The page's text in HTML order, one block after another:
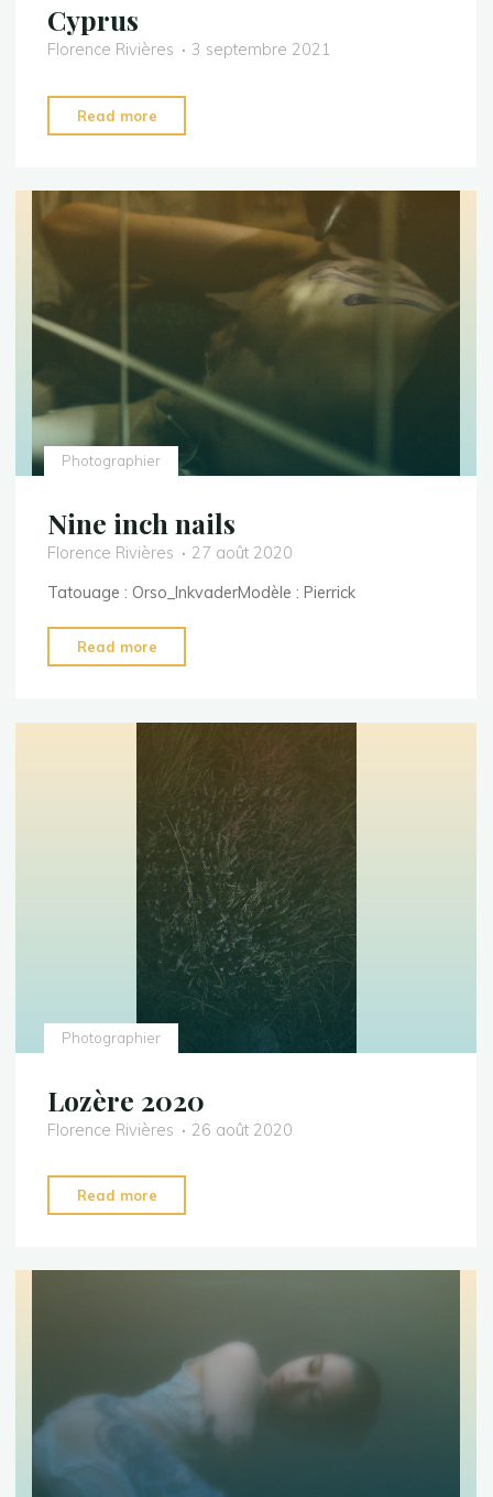
Cyprus
Florence Rivières 3 septembre 2021
Read more
Photographier
Nine inch nails
Florence Rivières
27 août 2020
Tatouage : Orso_InkvaderModèle : Pierrick
Read more
inch
Photographier
Lozère 2020
Florence Rivières 26 août 2020
Read more
2020"